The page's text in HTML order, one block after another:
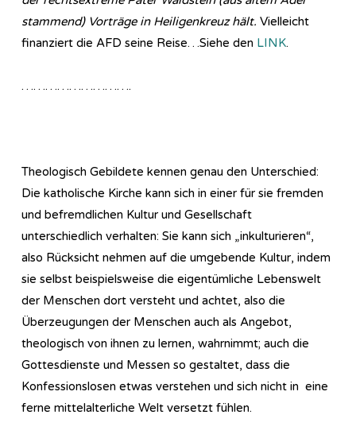
stammend) Vorträge in Heiligenkreuz hält. Vielleicht
finanziert die AFD seine Reise…Siehe den LINK.
……………………….
Theologisch Gebildete kennen genau den Unterschied:
Die katholische Kirche kann sich in einer für sie fremden
und befremdlichen Kultur und Gesellschaft
unterschiedlich verhalten: Sie kann sich „inkulturieren“,
also Rücksicht nehmen auf die umgebende Kultur, indem
sie selbst beispielsweise die eigentümliche Lebenswelt
der Menschen dort versteht und achtet, also die
Überzeugungen der Menschen auch als Angebot,
theologisch von ihnen zu lernen, wahrnimmt; auch die
Gottesdienste und Messen so gestaltet, dass die
Konfessionslosen etwas verstehen und sich nicht in eine
ferne mittelalterliche Welt versetzt fühlen.